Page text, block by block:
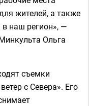
жителей, а также
в наш регион», —
Ольга
съемки
с Севера». Его